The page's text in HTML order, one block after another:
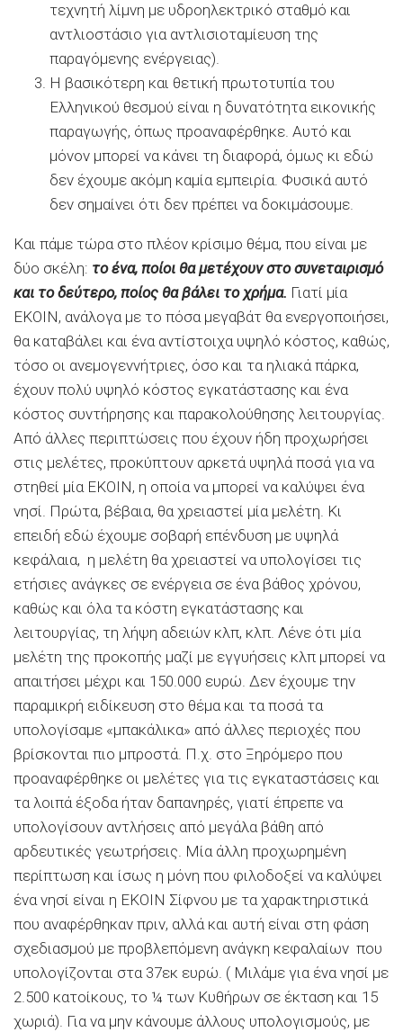
τεχνητή λίμνη με υδροηλεκτρικό σταθμό και
αντλιοστάσιο για αντλισιοταμίευση της
παραγόμενης ενέργειας).
Η βασικότερη και θετική πρωτοτυπία του
Ελληνικού θεσμού είναι η δυνατότητα εικονικής
παραγωγής, όπως προαναφέρθηκε. Αυτό και
μόνον μπορεί να κάνει τη διαφορά, όμως κι εδώ
δεν έχουμε ακόμη καμία εμπειρία. Φυσικά αυτό
δεν σημαίνει ότι δεν πρέπει να δοκιμάσουμε.
Και πάμε τώρα στο πλέον κρίσιμο θέμα, που είναι με
δύο σκέλη: το ένα, ποίοι θα μετέχουν στο συνεταιρισμό
και το δεύτερο, ποίος θα βάλει το χρήμα. Γιατί μία
ΕΚΟΙΝ, ανάλογα με το πόσα μεγαβάτ θα ενεργοποιήσει,
θα καταβάλει και ένα αντίστοιχα υψηλό κόστος, καθώς,
τόσο οι ανεμογεννήτριες, όσο και τα ηλιακά πάρκα,
έχουν πολύ υψηλό κόστος εγκατάστασης και ένα
κόστος συντήρησης και παρακολούθησης λειτουργίας.
Από άλλες περιπτώσεις που έχουν ήδη προχωρήσει
στις μελέτες, προκύπτουν αρκετά υψηλά ποσά για να
στηθεί μία ΕΚΟΙΝ, η οποία να μπορεί να καλύψει ένα
νησί. Πρώτα, βέβαια, θα χρειαστεί μία μελέτη. Κι
επειδή εδώ έχουμε σοβαρή επένδυση με υψηλά
κεφάλαια, η μελέτη θα χρειαστεί να υπολογίσει τις
ετήσιες ανάγκες σε ενέργεια σε ένα βάθος χρόνου,
καθώς και όλα τα κόστη εγκατάστασης και
λειτουργίας, τη λήψη αδειών κλπ, κλπ. Λένε ότι μία
μελέτη της προκοπής μαζί με εγγυήσεις κλπ μπορεί να
απαιτήσει μέχρι και 150.000 ευρώ. Δεν έχουμε την
παραμικρή ειδίκευση στο θέμα και τα ποσά τα
υπολογίσαμε «μπακάλικα» από άλλες περιοχές που
βρίσκονται πιο μπροστά. Π.χ. στο Ξηρόμερο που
προαναφέρθηκε οι μελέτες για τις εγκαταστάσεις και
τα λοιπά έξοδα ήταν δαπανηρές, γιατί έπρεπε να
υπολογίσουν αντλήσεις από μεγάλα βάθη από
αρδευτικές γεωτρήσεις. Μία άλλη προχωρημένη
περίπτωση και ίσως η μόνη που φιλοδοξεί να καλύψει
ένα νησί είναι η ΕΚΟΙΝ Σίφνου με τα χαρακτηριστικά
που αναφέρθηκαν πριν, αλλά και αυτή είναι στη φάση
σχεδιασμού με προβλεπόμενη ανάγκη κεφαλαίων που
υπολογίζονται στα 37εκ ευρώ. ( Μιλάμε για ένα νησί με
2.500 κατοίκους, το ¼ των Κυθήρων σε έκταση και 15
χωριά). Για να μην κάνουμε άλλους υπολογισμούς, με